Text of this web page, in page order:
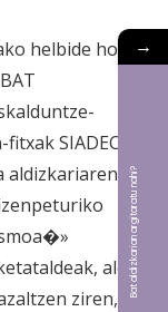
helbide honetan
SIADECO
7/8
alor
ziren,
→
Bat aldizkarian argitaratu nahi?